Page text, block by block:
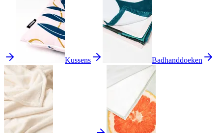
Kussens Badhanddoeken